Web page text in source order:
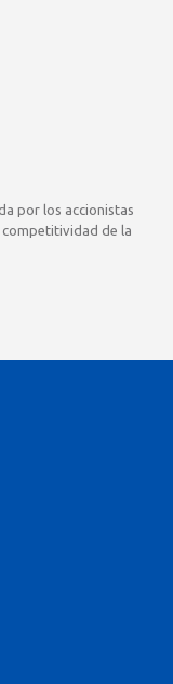
por los accionistas
de la